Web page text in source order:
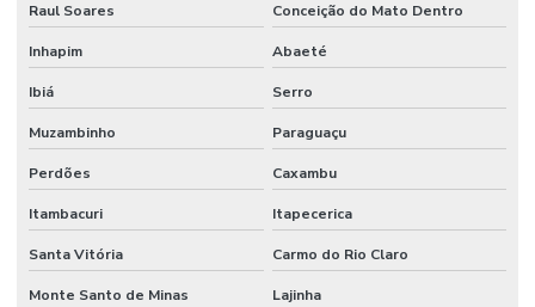
Raul Soares Conceição do Mato Dentro
Inhapim Abaeté
Ibiá Serro
Muzambinho Paraguaçu
Perdões Caxambu
Itambacuri Itapecerica
Santa Vitória Carmo do Rio Claro
Monte Santo de Minas Lajinha